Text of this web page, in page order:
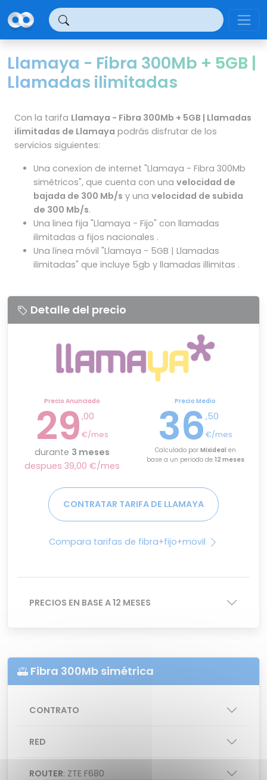
Llamaya - Fibra 300Mb + 5GB |
Llamadas ilimitadas
Con la tarifa Llamaya - Fibra 300Mb + 5GB | Llamadas
ilimitadas de Llamaya podrás disfrutar de los
servicios siguientes:
Una conexíon de internet "Llamaya - Fibra 300Mb
simétricos", que cuenta con una velocidad de
bajada de 300 Mb/s y una velocidad de subida
de 300 Mb/s.
Una linea fija "Llamaya - Fijo" con llamadas
ilimitadas a fijos nacionales .
Una línea móvil "Llamaya - 5GB | Llamadas
ilimitadas" que incluye 5gb y llamadas illimitas .
Detalle del precio
Precio Anunciado
29 ,00
€/mes
durante 3 meses
despues 39,00 €/mes
Precio Medio
36 ,50
€/mes
Calculado por Mixideal en
base a un periodo de 12 meses
CONTRATAR TARIFA DE LLAMAYA
Compara tarifas de fibra+fijo+movil
PRECIOS EN BASE A 12 MESES
Fibra 300Mb simétrica
CONTRATO
RED
ROUTER: ZTE F680
Panel de gestión de cookies